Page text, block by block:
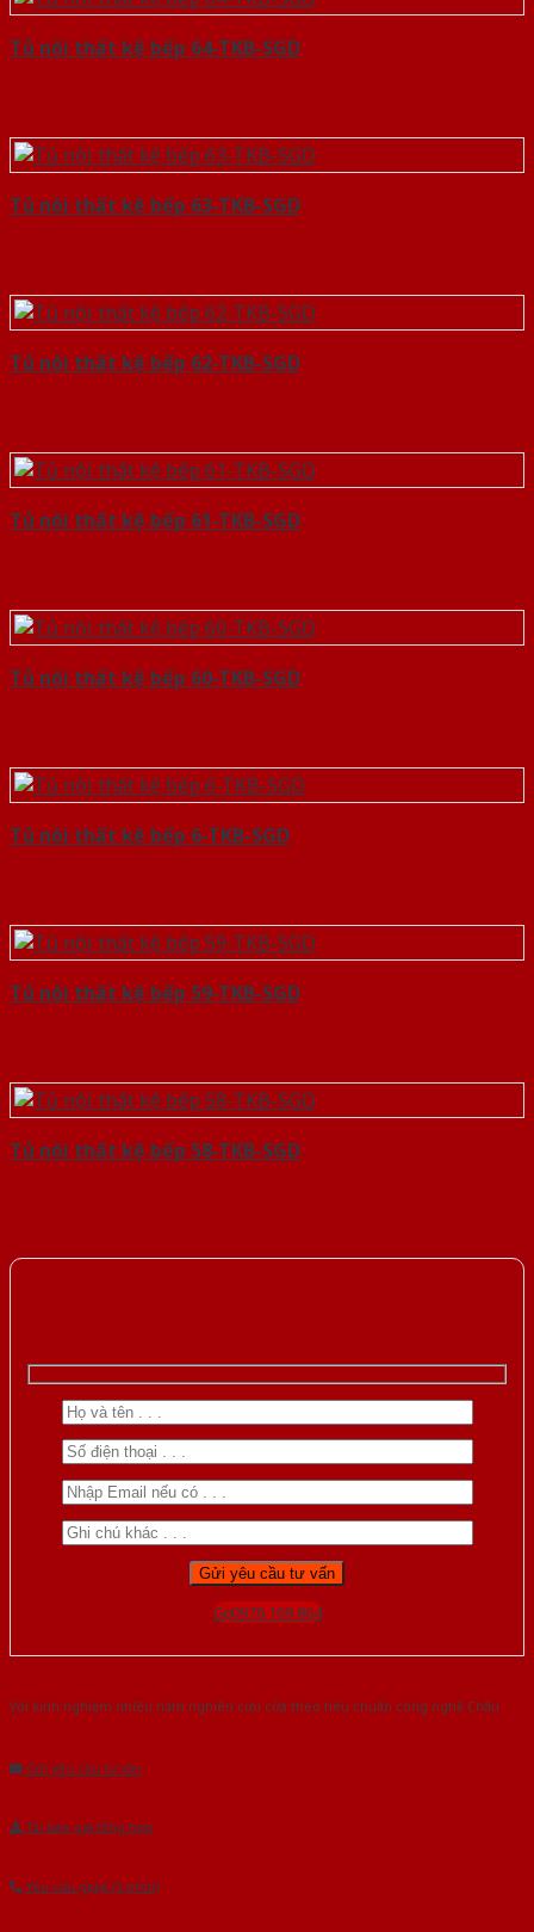
Tủ nội thất kệ bếp 64-TKB-SGD
Tủ nội thất kệ bếp 63-TKB-SGD
Tủ nội thất kệ bếp 62-TKB-SGD
Tủ nội thất kệ bếp 61-TKB-SGD
Tủ nội thất kệ bếp 60-TKB-SGD
Tủ nội thất kệ bếp 6-TKB-SGD
Tủ nội thất kệ bếp 59-TKB-SGD
Tủ nội thất kệ bếp 58-TKB-SGD
Gọi 0976.169.864
Với kinh nghiệm nhiêu năm nghiên cứu cửa theo tiêu chuẩn công nghệ Châu
Gửi yêu cầu tư vấn
Tải báo giá tổng hợp
Yêu cầu gọi lại (3 phút)